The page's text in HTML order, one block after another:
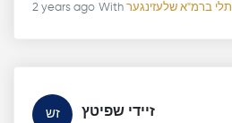
2 years ago With
זש זיידי שפיטץ